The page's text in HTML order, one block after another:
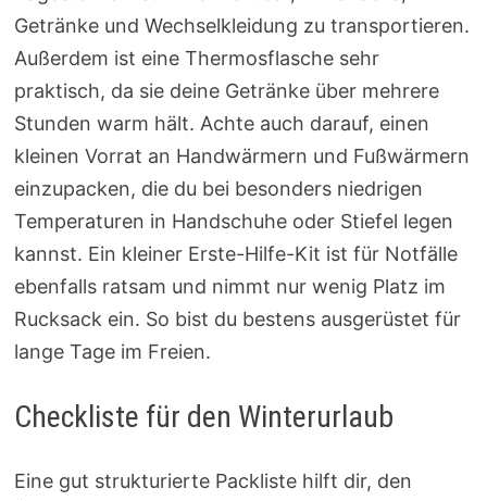
Getränke und Wechselkleidung zu transportieren.
Außerdem ist eine Thermosflasche sehr
praktisch, da sie deine Getränke über mehrere
Stunden warm hält. Achte auch darauf, einen
kleinen Vorrat an Handwärmern und Fußwärmern
einzupacken, die du bei besonders niedrigen
Temperaturen in Handschuhe oder Stiefel legen
kannst. Ein kleiner Erste-Hilfe-Kit ist für Notfälle
ebenfalls ratsam und nimmt nur wenig Platz im
Rucksack ein. So bist du bestens ausgerüstet für
lange Tage im Freien.
Checkliste für den Winterurlaub
Eine gut strukturierte Packliste hilft dir, den